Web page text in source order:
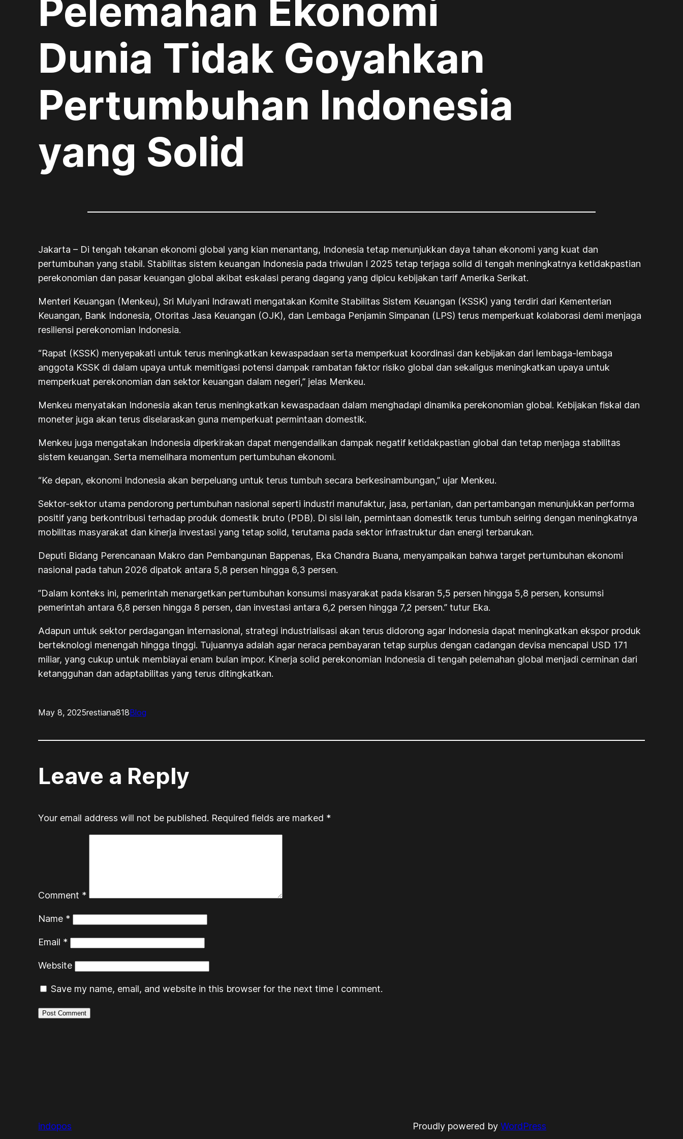
Pelemahan Ekonomi
Dunia Tidak Goyahkan
Pertumbuhan Indonesia
yang Solid
Jakarta – Di tengah tekanan ekonomi global yang kian menantang, Indonesia tetap menunjukkan daya tahan ekonomi yang kuat dan
pertumbuhan yang stabil. Stabilitas sistem keuangan Indonesia pada triwulan I 2025 tetap terjaga solid di tengah meningkatnya ketidakpastian
perekonomian dan pasar keuangan global akibat eskalasi perang dagang yang dipicu kebijakan tarif Amerika Serikat.
Menteri Keuangan (Menkeu), Sri Mulyani Indrawati mengatakan Komite Stabilitas Sistem Keuangan (KSSK) yang terdiri dari Kementerian
Keuangan, Bank Indonesia, Otoritas Jasa Keuangan (OJK), dan Lembaga Penjamin Simpanan (LPS) terus memperkuat kolaborasi demi menjaga
resiliensi perekonomian Indonesia.
“Rapat (KSSK) menyepakati untuk terus meningkatkan kewaspadaan serta memperkuat koordinasi dan kebijakan dari lembaga-lembaga
anggota KSSK di dalam upaya untuk memitigasi potensi dampak rambatan faktor risiko global dan sekaligus meningkatkan upaya untuk
memperkuat perekonomian dan sektor keuangan dalam negeri,” jelas Menkeu.
Menkeu menyatakan Indonesia akan terus meningkatkan kewaspadaan dalam menghadapi dinamika perekonomian global. Kebijakan fiskal dan
moneter juga akan terus diselaraskan guna memperkuat permintaan domestik.
Menkeu juga mengatakan Indonesia diperkirakan dapat mengendalikan dampak negatif ketidakpastian global dan tetap menjaga stabilitas
sistem keuangan. Serta memelihara momentum pertumbuhan ekonomi.
“Ke depan, ekonomi Indonesia akan berpeluang untuk terus tumbuh secara berkesinambungan,” ujar Menkeu.
Sektor-sektor utama pendorong pertumbuhan nasional seperti industri manufaktur, jasa, pertanian, dan pertambangan menunjukkan performa
positif yang berkontribusi terhadap produk domestik bruto (PDB). Di sisi lain, permintaan domestik terus tumbuh seiring dengan meningkatnya
mobilitas masyarakat dan kinerja investasi yang tetap solid, terutama pada sektor infrastruktur dan energi terbarukan.
Deputi Bidang Perencanaan Makro dan Pembangunan Bappenas, Eka Chandra Buana, menyampaikan bahwa target pertumbuhan ekonomi
nasional pada tahun 2026 dipatok antara 5,8 persen hingga 6,3 persen.
”Dalam konteks ini, pemerintah menargetkan pertumbuhan konsumsi masyarakat pada kisaran 5,5 persen hingga 5,8 persen, konsumsi
pemerintah antara 6,8 persen hingga 8 persen, dan investasi antara 6,2 persen hingga 7,2 persen.” tutur Eka.
Adapun untuk sektor perdagangan internasional, strategi industrialisasi akan terus didorong agar Indonesia dapat meningkatkan ekspor produk
berteknologi menengah hingga tinggi. Tujuannya adalah agar neraca pembayaran tetap surplus dengan cadangan devisa mencapai USD 171
miliar, yang cukup untuk membiayai enam bulan impor. Kinerja solid perekonomian Indonesia di tengah pelemahan global menjadi cerminan dari
ketangguhan dan adaptabilitas yang terus ditingkatkan.
May 8, 2025restiana818Blog
Leave a Reply
Your email address will not be published. Required fields are marked *
Comment *
Name *
Email *
Website
Save my name, email, and website in this browser for the next time I comment.
indopos Proudly powered byWordPress